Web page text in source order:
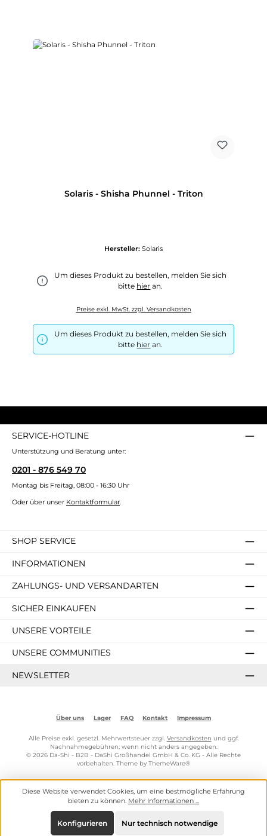
Solaris - Shisha Phunnel - Triton
Hersteller: Solaris
Um dieses Produkt zu bestellen, melden Sie sich
bitte hier an.
Preise exkl. MwSt. zzgl. Versandkosten
Um dieses Produkt zu bestellen, melden Sie sich
bitte hier an.
SERVICE-HOTLINE
Unterstützung und Beratung unter:
0201 - 876 549 70
Montag bis Freitag, 08:00 - 16:30 Uhr
Oder über unser Kontaktformular.
SHOP SERVICE
INFORMATIONEN
ZAHLUNGS- UND VERSANDARTEN
SICHER EINKAUFEN
UNSERE VORTEILE
UNSERE COMMUNITIES
NEWSLETTER
Über uns Lager FAQ Kontakt Impressum
Alle Preise exkl. gesetzl. Mehrwertsteuer zzgl. Versandkosten und ggf.
Nachnahmegebühren, wenn nicht anders angegeben.
© 2026 Da-Shi - B2B - DaShi Großhandel GmbH & Co. KG - Alle Rechte
vorbehalten. Theme by ThemeWare®
Diese Website verwendet Cookies, um eine bestmögliche Erfahrung
bieten zu können. Mehr Informationen ...
Nur technisch notwendige
Konfigurieren